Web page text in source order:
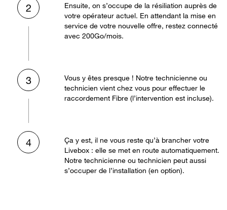
2
Ensuite, on s’occupe de la résiliation auprès de
votre opérateur actuel. En attendant la mise en
service de votre nouvelle offre, restez connecté
avec 200Go/mois.
3
Vous y êtes presque ! Notre technicienne ou
technicien vient chez vous pour effectuer le
raccordement Fibre (l’intervention est incluse).
4
Ça y est, il ne vous reste qu’à brancher votre
Livebox : elle se met en route automatiquement.
Notre technicienne ou technicien peut aussi
s’occuper de l’installation (en option).